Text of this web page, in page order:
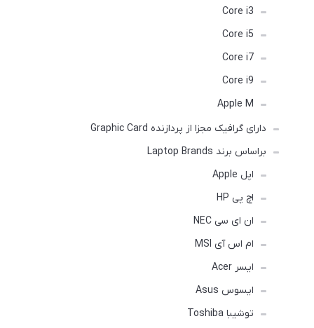
Core i3
Core i5
Core i7
Core i9
Apple M
دارای گرافیک مجزا از پردازنده Graphic Card
براساس برند Laptop Brands
اپل Apple
اچ پی HP
ان ای سی NEC
ام اس آی MSI
ایسر Acer
ایسوس Asus
توشیبا Toshiba